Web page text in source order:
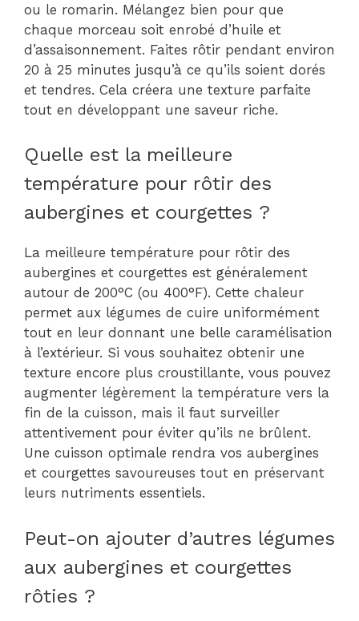
ou le romarin. Mélangez bien pour que
chaque morceau soit enrobé d’huile et
d’assaisonnement. Faites rôtir pendant environ
20 à 25 minutes jusqu’à ce qu’ils soient dorés
et tendres. Cela créera une texture parfaite
tout en développant une saveur riche.
Quelle est la meilleure
température pour rôtir des
aubergines et courgettes ?
La meilleure température pour rôtir des
aubergines et courgettes est généralement
autour de 200°C (ou 400°F). Cette chaleur
permet aux légumes de cuire uniformément
tout en leur donnant une belle caramélisation
à l’extérieur. Si vous souhaitez obtenir une
texture encore plus croustillante, vous pouvez
augmenter légèrement la température vers la
fin de la cuisson, mais il faut surveiller
attentivement pour éviter qu’ils ne brûlent.
Une cuisson optimale rendra vos aubergines
et courgettes savoureuses tout en préservant
leurs nutriments essentiels.
Peut-on ajouter d’autres légumes
aux aubergines et courgettes
rôties ?